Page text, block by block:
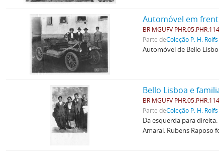
Automóvel em
BR MGUFV
Parte deColeção P. H. Rolfs
Automóvel de Bello
Bello Lisboa e
BR MGUFV
Parte deColeção P. H. Rolfs
Da esquerda para
Amaral. Rubens Raposo